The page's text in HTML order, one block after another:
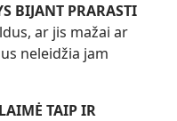
BIJANT PRARASTI
ar jis mažai ar
neleidžia jam
TAIP IR